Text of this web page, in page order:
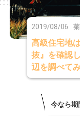
2019/08/06
高級住宅地
抜』を確認
辺を調べて
今なら期